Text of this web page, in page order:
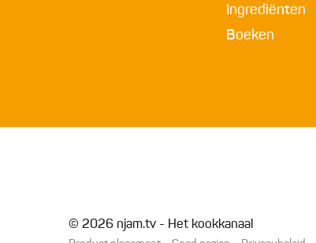
Ingrediënten
Boeken
© 2026 njam.tv - Het kookkanaal